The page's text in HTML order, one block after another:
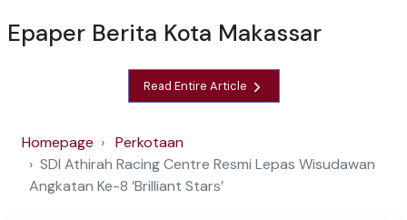
Epaper Berita Kota Makassar
Read Entire Article
Homepage
Perkotaan
SDI Athirah Racing Centre Resmi Lepas Wisudawan
Angkatan Ke-8 ‘Brilliant Stars’